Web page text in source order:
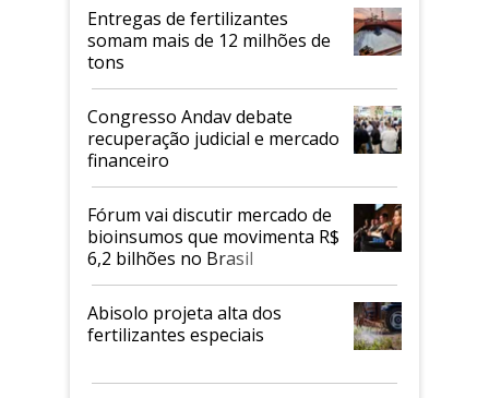
Entregas de fertilizantes
somam mais de 12 milhões de
tons
Congresso Andav debate
recuperação judicial e mercado
financeiro
Fórum vai discutir mercado de
bioinsumos que movimenta R$
6,2 bilhões no Brasil
Abisolo projeta alta dos
fertilizantes especiais